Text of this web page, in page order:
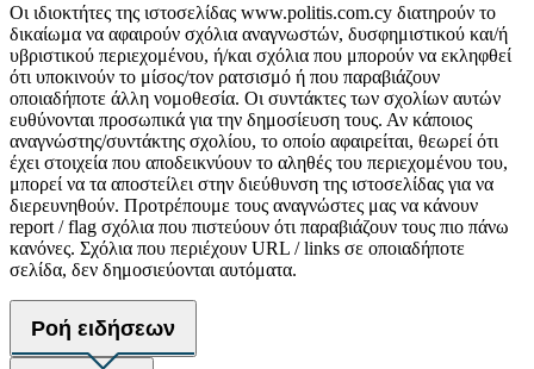
Οι ιδιοκτήτες της ιστοσελίδας www.politis.com.cy διατηρούν το
δικαίωμα να αφαιρούν σχόλια αναγνωστών, δυσφημιστικού και/ή
υβριστικού περιεχομένου, ή/και σχόλια που μπορούν να εκληφθεί
ότι υποκινούν το μίσος/τον ρατσισμό ή που παραβιάζουν
οποιαδήποτε άλλη νομοθεσία. Οι συντάκτες των σχολίων αυτών
ευθύνονται προσωπικά για την δημοσίευση τους. Αν κάποιος
αναγνώστης/συντάκτης σχολίου, το οποίο αφαιρείται, θεωρεί ότι
έχει στοιχεία που αποδεικνύουν το αληθές του περιεχομένου του,
μπορεί να τα αποστείλει στην διεύθυνση της ιστοσελίδας για να
διερευνηθούν. Προτρέπουμε τους αναγνώστες μας να κάνουν
report / flag σχόλια που πιστεύουν ότι παραβιάζουν τους πιο πάνω
κανόνες. Σχόλια που περιέχουν URL / links σε οποιαδήποτε
σελίδα, δεν δημοσιεύονται αυτόματα.
Ροή ειδήσεων